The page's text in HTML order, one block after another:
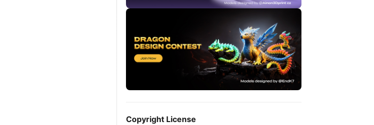
Copyright License